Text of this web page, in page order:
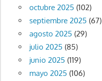
octubre 2025 (102)
septiembre 2025 (67)
agosto 2025 (29)
julio 2025 (85)
junio 2025 (119)
mayo 2025 (106)